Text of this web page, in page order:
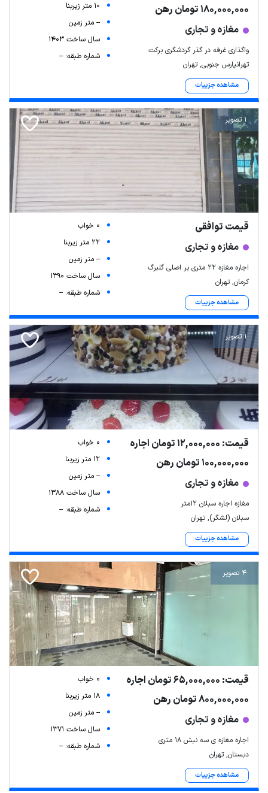
180,000,000 تومان رهن
مغازه و تجاری
واگذاری غرفه در گذر گردشگری برکت
تهرانپارس جنوبی, تهران
مشاهده جزییات
10 متر زیربنا
-- متر زمین
سال ساخت 1403
شماره طبقه: --
1 تصویر
قیمت توافقی
مغازه و تجاری
اجاره مغازه ۲۲ متری بر اصلی گلبرگ
کرمان, تهران
مشاهده جزییات
0 خواب
22 متر زیربنا
-- متر زمین
سال ساخت 1390
شماره طبقه: --
1 تصویر
قیمت: 12,000,000 تومان اجاره
100,000,000 تومان رهن
مغازه و تجاری
مغازه اجاره سبلان 12متر
سبلان (لشگر), تهران
مشاهده جزییات
0 خواب
12 متر زیربنا
-- متر زمین
سال ساخت 1388
شماره طبقه: --
4 تصویر
قیمت: 65,000,000 تومان اجاره
800,000,000 تومان رهن
مغازه و تجاری
اجاره مغازه ی سه نبش ۱۸ متری
دبستان, تهران
مشاهده جزییات
0 خواب
18 متر زیربنا
-- متر زمین
سال ساخت 1371
شماره طبقه: --